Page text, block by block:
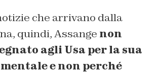
che arrivano dalla
quindi, Assange non
agli Usa per la sua
e non perché